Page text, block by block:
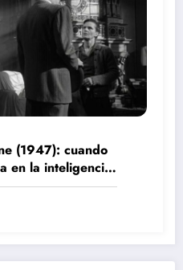
(1947): cuando
en la inteligencia